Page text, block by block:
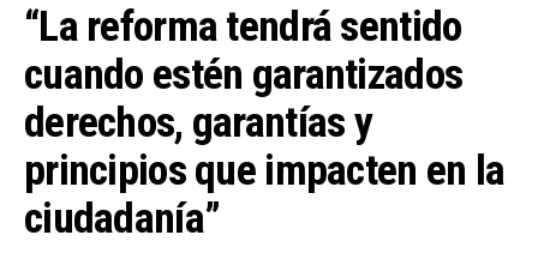
“La reforma tendrá sentido
cuando estén garantizados
derechos, garantías y
principios que impacten en la
ciudadanía”